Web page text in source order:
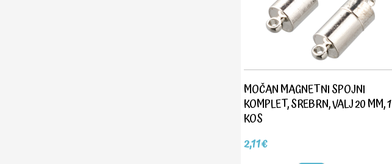
MOČAN MAGNETNI SPOJNI
KOMPLET, SREBRN, VALJ 20 MM, 1
KOS
2,11€